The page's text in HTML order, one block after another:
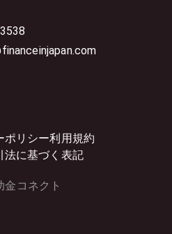
ポリシー利用規約
法に基づく表記
コネクト